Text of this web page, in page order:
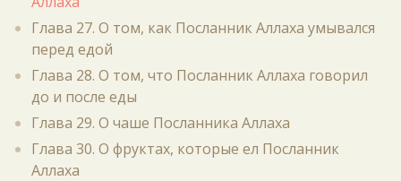
Глава 27. О том, как Посланник Аллаха умывался
перед едой
Глава 28. О том, что Посланник Аллаха говорил
до и после еды
Глава 29. О чаше Посланника Аллаха
Глава 30. О фруктах, которые ел Посланник
Аллаха